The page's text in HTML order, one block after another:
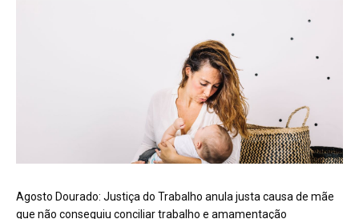
Agosto Dourado: Justiça do Trabalho anula justa causa de mãe
que não conseguiu conciliar trabalho e amamentação